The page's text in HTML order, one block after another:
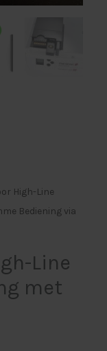
High-Line
Bediening via
Line
met